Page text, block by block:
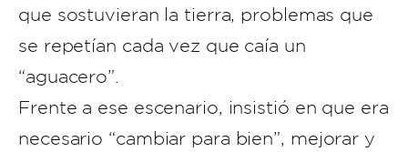
que sostuvieran la tierra, problemas que
se repetían cada vez que caía un
“aguacero”.
Frente a ese escenario, insistió en que era
necesario “cambiar para bien”, mejorar y